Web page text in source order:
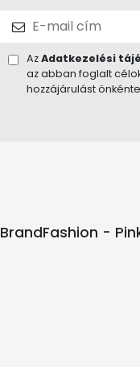
AzAdatkezelési
az abban foglalt
hozzájárulást
BrandFashion -